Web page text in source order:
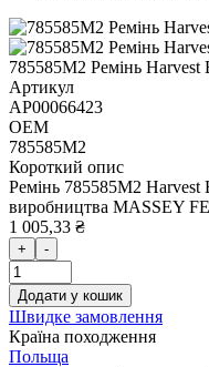
785585M2 Ремінь Harvest
Артикул
AP00066423
OEM
785585M2
Короткий опис
Ремінь 785585M2 Harvest
виробництва MASSEY
1 005,33 ₴
+ -
Додати у кошик
Швидке замовлення
Країна походження
Польща